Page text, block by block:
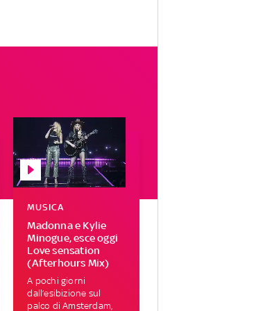
Madonna e Kylie
Minogue, esce oggi
Love sensation
(Afterhours Mix)
MUSICA
A pochi giorni
dall’esibizione sul
palco di Amsterdam,